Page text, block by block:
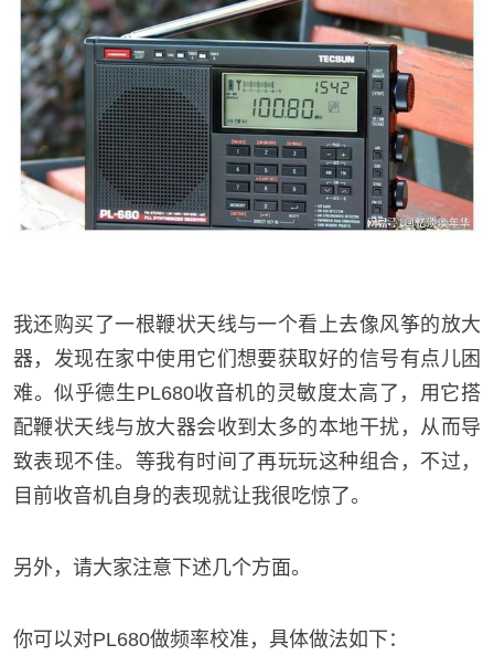
我还购买了一根鞭状天线与一个看上去像风筝的放大
器，发现在家中使用它们想要获取好的信号有点儿困
难。似乎德生PL680收音机的灵敏度太高了，用它搭
配鞭状天线与放大器会收到太多的本地干扰，从而导
致表现不佳。等我有时间了再玩玩这种组合，不过，
目前收音机自身的表现就让我很吃惊了。
另外，请大家注意下述几个方面。
你可以对PL680做频率校准，具体做法如下：